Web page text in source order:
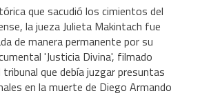
que sacudió los cimientos del
la jueza Julieta Makintach fue
de manera permanente por su
'Justicia Divina', filmado
que debía juzgar presuntas
en la muerte de Diego Armando